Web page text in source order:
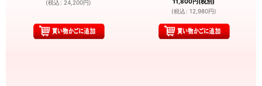
(税込 : 24,200円)
(税込 : 12,980円)